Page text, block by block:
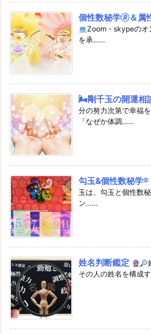
個性数秘学🄬＆属
Zoom・skypeのオ
を承……
🌬剛千玉の開運
分の努力次第で幸福
「なぜか体調……
勾玉&個性数秘学®
玉は、勾玉と個性数
ン……
姓名判断鑑定
その人の姓名を構成